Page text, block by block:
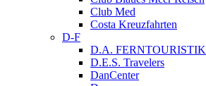
Club Med
Costa Kreuzfahrten
D-F
D.A. FERNTOURISTIK
D.E.S. Travelers
DanCenter